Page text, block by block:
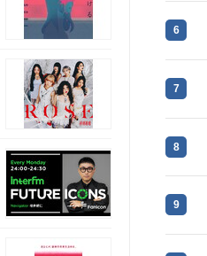
6
7
8
9